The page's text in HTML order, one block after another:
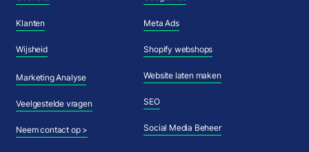
Klanten
Wijsheid
Marketing Analyse
Veelgestelde vragen
Neem contact op >
Meta Ads
Shopify webshops
Website laten maken
SEO
Social Media Beheer